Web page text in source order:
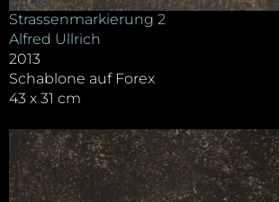
Strassenmarkierung 2
Alfred Ullrich
2013
Schablone auf Forex
43 x 31 cm